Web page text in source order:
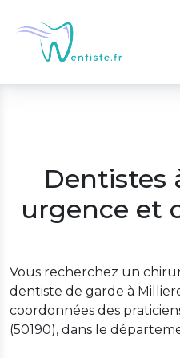
Dentistes
urgence et
Vous recherchez un
dentiste de garde à
coordonnées des
(50190), dans le